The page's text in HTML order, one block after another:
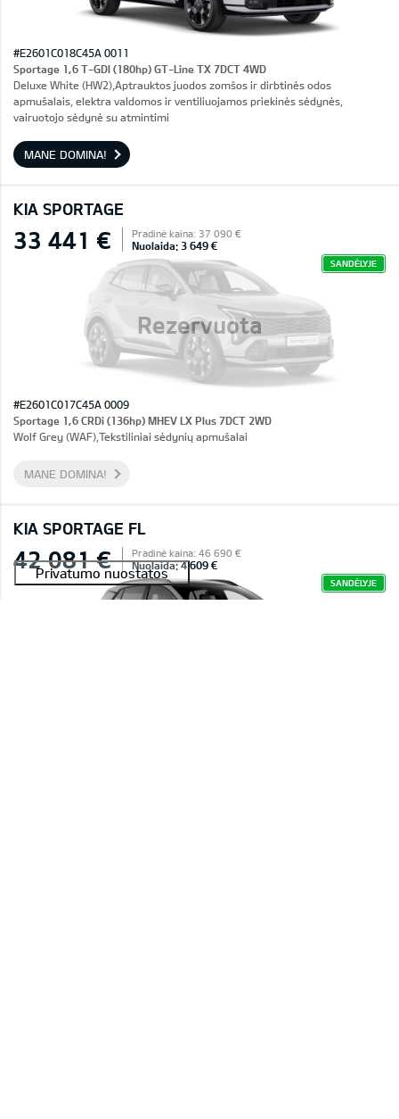
#E2601C018C45A 0011
Sportage 1,6 T-GDI (180hp) GT-Line TX 7DCT 4WD
Deluxe White (HW2),Aptrauktos juodos zomšos ir dirbtinės odos
apmušalais, elektra valdomos ir ventiliuojamos priekinės sėdynės,
vairuotojo sėdynė su atmintimi
MANE DOMINA!
KIA SPORTAGE
Rezervuota
33 441 € Pradinė kaina: 37 090 €
Nuolaida: 3 649 €
SANDĖLYJE
#E2601C017C45A 0009
Sportage 1,6 CRDi (136hp) MHEV LX Plus 7DCT 2WD
Wolf Grey (WAF),Tekstiliniai sėdynių apmušalai
MANE DOMINA!
KIA SPORTAGE FL
42 081 € Pradinė kaina: 46 690 €
Nuolaida: 4 609 €
SANDĖLYJE